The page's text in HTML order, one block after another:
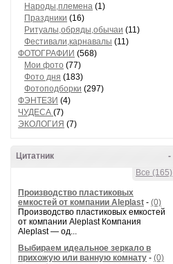
Народы,племена (1)
Праздники (16)
Ритуалы,обряды,обычаи (11)
Фестивали,карнавалы (11)
ФОТОГРАФИИ (568)
Мои фото (77)
Фото дня (183)
Фотоподборки (297)
ФЭНТЕЗИ (4)
ЧУДЕСА (7)
ЭКОЛОГИЯ (7)
-
Цитатник
Все (165)
Производство пластиковых
емкостей от компании Aleplast - (0)
Производство пластиковых емкостей
от компании Aleplast Компания
Aleplast — од...
Выбираем идеальное зеркало в
прихожую или ванную комнату - (0)